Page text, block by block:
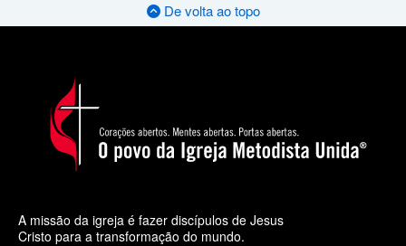
De volta ao topo
A missão da igreja é fazer discípulos de Jesus
Cristo para a transformação do mundo.